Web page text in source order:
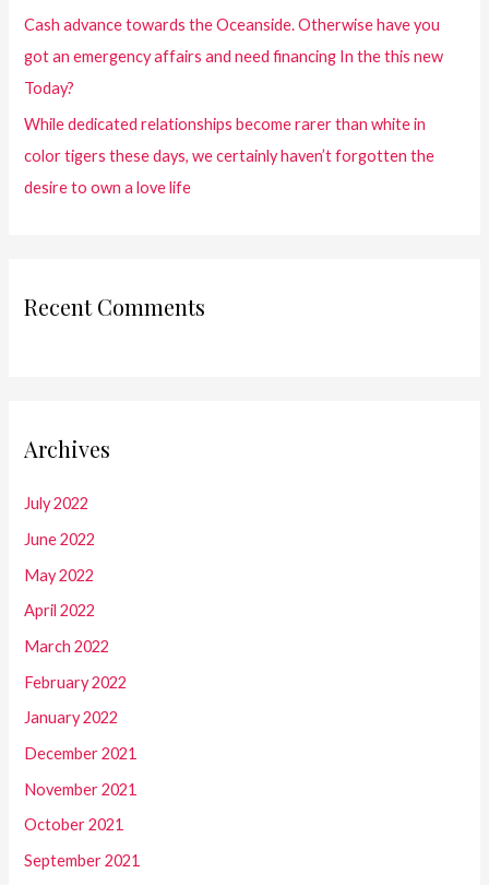
Cash advance towards the Oceanside. Otherwise have you
got an emergency affairs and need financing In the this new
Today?
While dedicated relationships become rarer than white in
color tigers these days, we certainly haven’t forgotten the
desire to own a love life
Recent Comments
Archives
July 2022
June 2022
May 2022
April 2022
March 2022
February 2022
January 2022
December 2021
November 2021
October 2021
September 2021